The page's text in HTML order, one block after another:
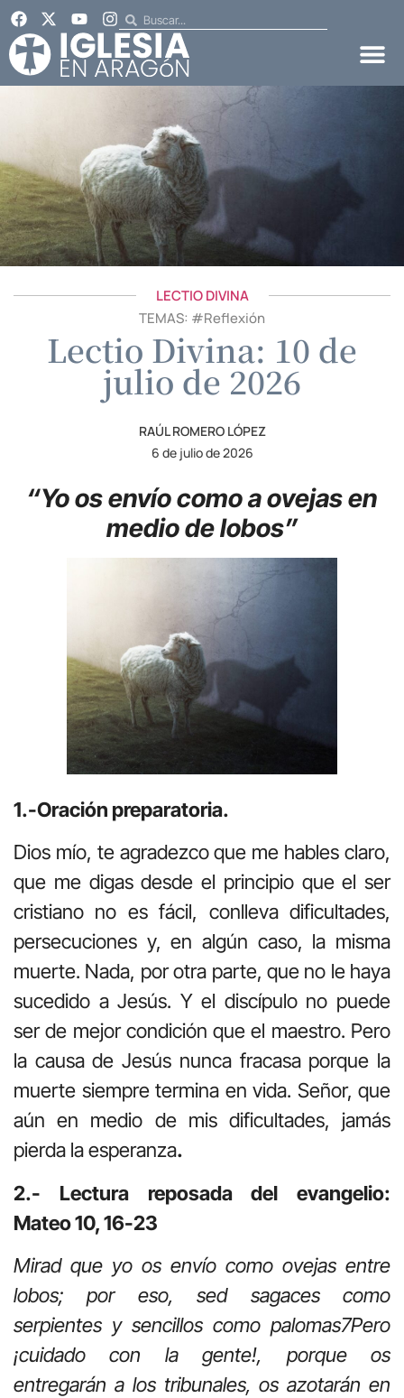
LECTIO DIVINA
TEMAS: #Reflexión
Lectio Divina: 10 de
julio de 2026
RAÚL ROMERO LÓPEZ
6 de julio de 2026
“Yo os envío como a ovejas en
medio de lobos”
1.-Oración preparatoria.
Dios mío, te agradezco que me hables claro,
que me digas desde el principio que el ser
cristiano no es fácil, conlleva dificultades,
persecuciones y, en algún caso, la misma
muerte. Nada, por otra parte, que no le haya
sucedido a Jesús. Y el discípulo no puede
ser de mejor condición que el maestro. Pero
la causa de Jesús nunca fracasa porque la
muerte siempre termina en vida. Señor, que
aún en medio de mis dificultades, jamás
pierda la esperanza.
2.- Lectura reposada del evangelio:
Mateo 10, 16-23
Mirad que yo os envío como ovejas entre
lobos; por eso, sed sagaces como
serpientes y sencillos como palomas7Pero
¡cuidado con la gente!, porque os
entregarán a los tribunales, os azotarán en